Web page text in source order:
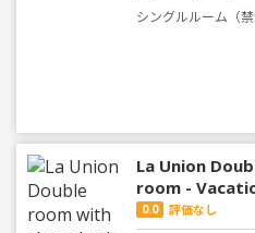
シングルルーム（禁
La Union
room -
0.0 評価なし